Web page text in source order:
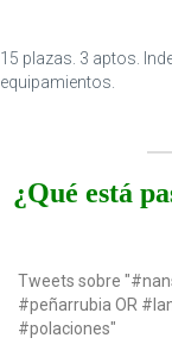
15 plazas. 3 aptos.
equipamientos.
¿Qué está
Tweets sobre
#peñarrubia OR
#polaciones"